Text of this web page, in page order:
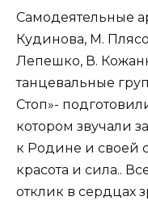
Самодеятельные
Кудинова, М.
Лепешко, В.
танцевальные
Стоп»-
котором звучали
к Родине и своей
красота и сила..
отклик в сердцах